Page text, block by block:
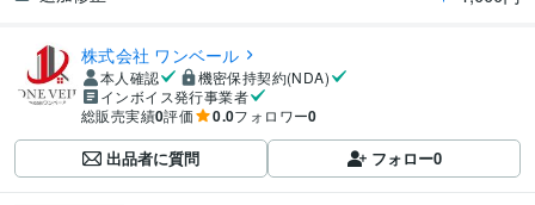
株式会社 ワンベール
本人確認
機密保持契約(NDA)
インボイス発行事業者
総販売実績0評価 0.0フォロワー0
出品者に質問 フォロー0